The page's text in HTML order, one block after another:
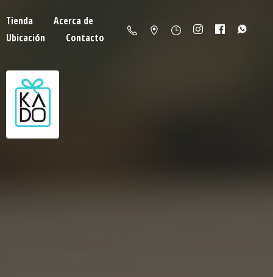
Tienda
Acerca de
Ubicación
Contacto